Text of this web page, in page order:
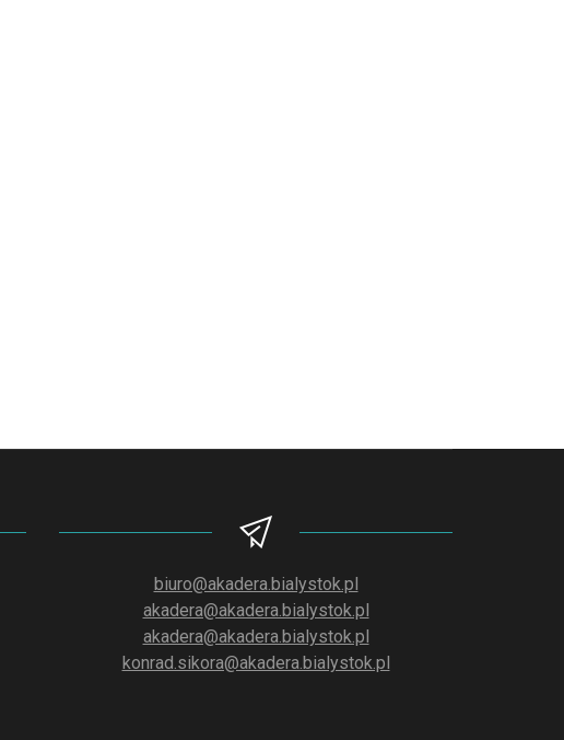
biuro@akadera.bialystok.pl
akadera@akadera.bialystok.pl
akadera@akadera.bialystok.pl
konrad.sikora@akadera.bialystok.pl